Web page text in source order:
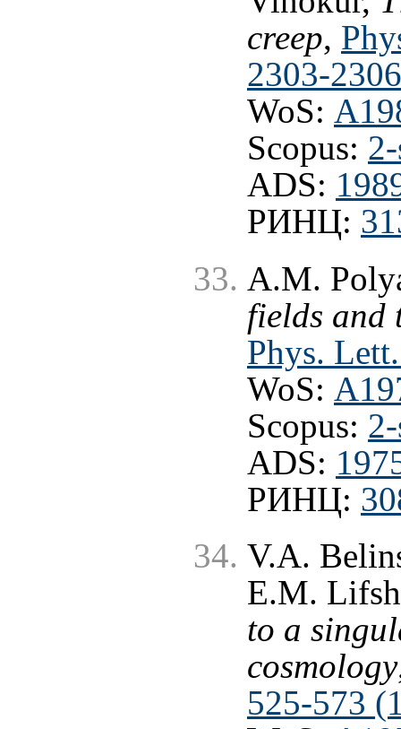
creep,
2303-
WoS:
Scopus:
ADS:
РИНЦ:
A.M.
fields and
Phys.
WoS:
Scopus:
ADS:
РИНЦ:
V.A.
E.M.
to a
cosmology
525-573